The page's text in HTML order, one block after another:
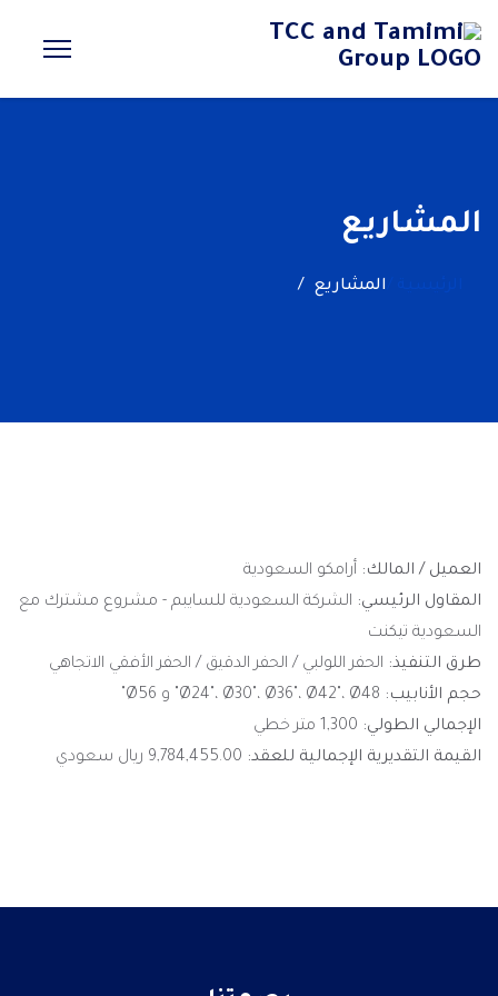
المشاريع
المشاريع
العميل / المالك: أرامكو السعودية
المقاول الرئيسي: الشركة السعودية للسايبم - مشروع مشترك مع
السعودية تيكنت
طرق التنفيذ: الحفر اللولبي / الحفر الدقيق / الحفر الأفقي الاتجاهي
حجم الأنابيب:
الإجمالي الطولي:
القيمة التقديرية الإجمالية للعقد: